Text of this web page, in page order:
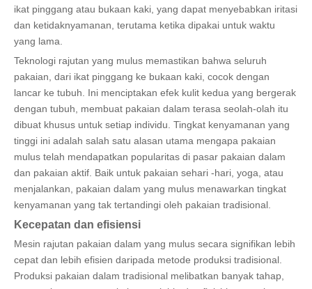
ikat pinggang atau bukaan kaki, yang dapat menyebabkan iritasi
dan ketidaknyamanan, terutama ketika dipakai untuk waktu
yang lama.
Teknologi rajutan yang mulus memastikan bahwa seluruh
pakaian, dari ikat pinggang ke bukaan kaki, cocok dengan
lancar ke tubuh. Ini menciptakan efek kulit kedua yang bergerak
dengan tubuh, membuat pakaian dalam terasa seolah-olah itu
dibuat khusus untuk setiap individu. Tingkat kenyamanan yang
tinggi ini adalah salah satu alasan utama mengapa pakaian
mulus telah mendapatkan popularitas di pasar pakaian dalam
dan pakaian aktif. Baik untuk pakaian sehari -hari, yoga, atau
menjalankan, pakaian dalam yang mulus menawarkan tingkat
kenyamanan yang tak tertandingi oleh pakaian tradisional.
Kecepatan dan efisiensi
Mesin rajutan pakaian dalam yang mulus secara signifikan lebih
cepat dan lebih efisien daripada metode produksi tradisional.
Produksi pakaian dalam tradisional melibatkan banyak tahap,